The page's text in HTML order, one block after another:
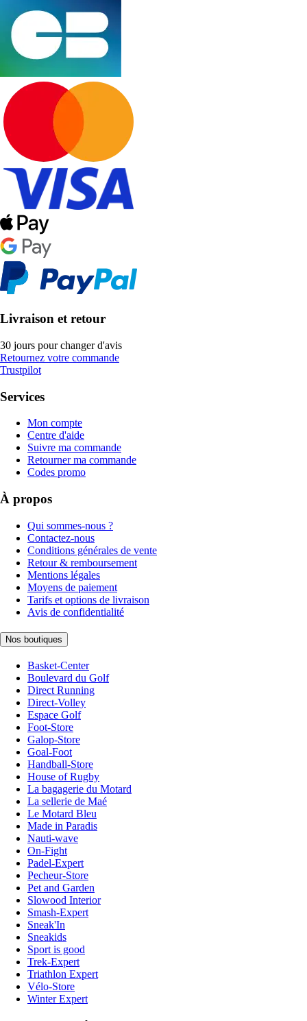
Livraison et retour
30 jours pour changer d'avis
Retournez votre commande
Trustpilot
Services
Mon compte
Centre d'aide
Suivre ma commande
Retourner ma commande
Codes promo
À propos
Qui sommes-nous ?
Contactez-nous
Conditions générales de vente
Retour & remboursement
Mentions légales
Moyens de paiement
Tarifs et options de livraison
Avis de confidentialité
Nos boutiques
Basket-Center
Boulevard du Golf
Direct Running
Direct-Volley
Espace Golf
Foot-Store
Galop-Store
Goal-Foot
Handball-Store
House of Rugby
La bagagerie du Motard
La sellerie de Maé
Le Motard Bleu
Made in Paradis
Nauti-wave
On-Fight
Padel-Expert
Pecheur-Store
Pet and Garden
Slowood Interior
Smash-Expert
Sneak'In
Sneakids
Sport is good
Trek-Expert
Triathlon Expert
Vélo-Store
Winter Expert